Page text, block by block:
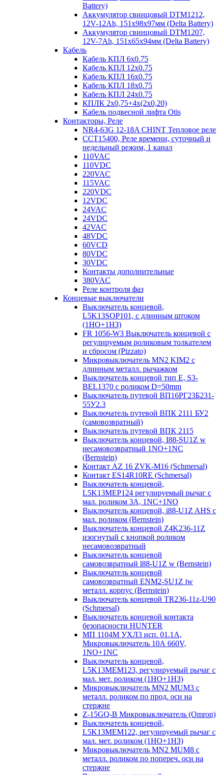
Battery)
Аккумулятор свинцовый DTM1212,
12V-12Ah, 151х98х97мм (Delta Battery)
Аккумулятор свинцовый DTM1207,
12V-7Ah, 151х65х94мм (Delta Battery)
Кабель
Кабель КПЛ 6х0.75
Кабель КПЛ 12х0.75
Кабель КПЛ 16х0.75
Кабель КПЛ 18х0.75
Кабель КПЛ 24х0.75
КПЛК 2х0,75+4х(2х0,20)
Кабель подвесной лифта Otis
Контакторы, Реле
NR4-63G 12-18A CHINT Тепловое реле
CCT15400, Реле времени, суточный и
недельный режим, 1 канал
110VAC
110VDC
220VAC
115VAC
220VDC
12VDC
24VAC
24VDC
42VAC
48VDC
60VCD
80VDC
30VDC
Контакты дополнительные
380VAC
Реле контроля фаз
Концевые выключатели
Выключатель концевой,
L5K13SOP101, с длинным штоком
(1НО+1НЗ)
FR 1056-W3 Выключатель концевой с
регулируемым роликовым толкателем
и сбросом (Pizzato)
Микровыключатель MN2 KIM2 с
длинным металл. рычажком
Выключатель концевой тип Е, S3-
BEL1370 с роликом D=50mm
Выключатель путевой ВП16РГ23Б231-
55У2.3
Выключатель путевой ВПК 2111 БУ2
(самовозвратный)
Выключатель путевой ВПК 2115
Выключатель концевой, I88-SU1Z w
несамовозвратный 1NO+1NC
(Bernstein)
Контакт AZ 16 ZVK-M16 (Schmersal)
Контакт ES14R10RE (Schmersal)
Выключатель концевой,
L5K13MEP124 регулируемый рычаг с
мал. роликом 3А, 1NC+1NO
Выключатель концевой, i88-U1Z AHS с
мал. роликом (Bernstein)
Выключатель концевой Z4K236-11Z
изогнутый с кнопкой роликом
несамовозвратный
Выключатель концевой
самовозвратный l88-U1Z w (Bernstein)
Выключатель концевой
самовозвратный ENM2-SU1Z iw
металл. корпус (Bernstein)
Выключатель концевой TR236-11z-U90
(Schmersal)
Выключатель концевой контакта
безопасности HUNTER
МП 1104М УХЛ3 исп. 01.1А,
Микровыключатель 10А 660V,
1NO+1NC
Выключатель концевой,
L5K13MEM123, регулируемый рычаг с
мал. мет. роликом (1НО+1НЗ)
Микровыключатель MN2 MUM3 с
металл. роликом по прод. оси на
стержне
Z-15GQ-B Микровыключатель (Omron)
Выключатель концевой,
L5K13MEM122, регулируемый рычаг с
мал. мет. роликом (1НО+1НЗ)
Микровыключатель MN2 MUM8 с
металл. роликом по попереч. оси на
стержне